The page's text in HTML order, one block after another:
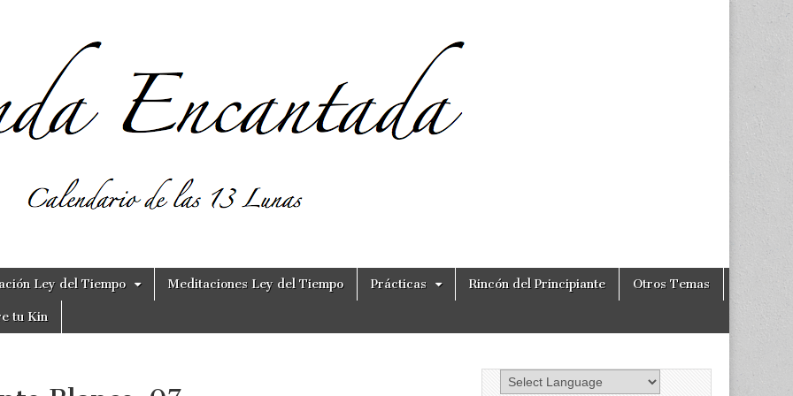
Ley del Tiempo Meditaciones Ley del Tiempo Prácticas Rincón del Principiante Otros Temas
tu Kin